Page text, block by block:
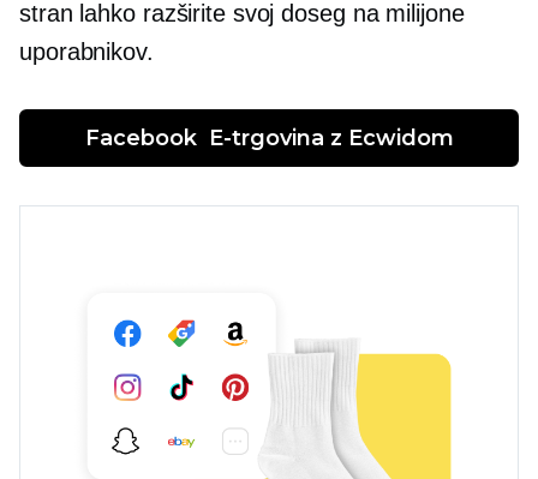
stran lahko razširite svoj doseg na milijone
uporabnikov.
Facebook E-trgovina z Ecwidom